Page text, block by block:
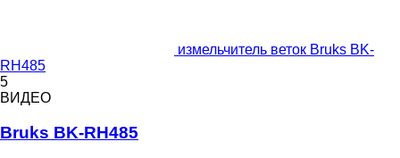
измельчитель веток Bruks BK-
RH485
5
ВИДЕО
Bruks BK-RH485